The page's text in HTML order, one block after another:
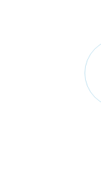
プライバシーポリシー
情報セキュリティに
医療人材事業許可